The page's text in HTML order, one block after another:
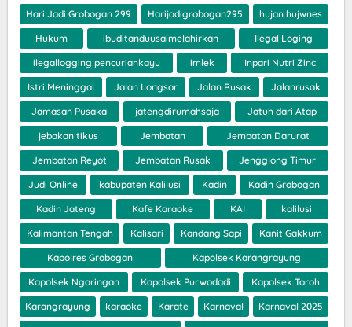
Hari Jadi Grobogan 299 Harijadigrobogan295 hujan hujwnes
Hukum ibuditanduusaimelahirkan Ilegal Loging
ilegallogging pencuriankayu imlek Inpari Nutri Zinc
Istri Meninggal Jalan Longsor Jalan Rusak Jalanrusak
Jamasan Pusaka jatengdirumahsaja Jatuh dari Atap
jebakan tikus Jembatan Jembatan Darurat
Jembatan Reyot Jembatan Rusak Jengglong Timur
Judi Online kabupaten Kalilusi Kadin Kadin Grobogan
Kadin Jateng Kafe Karaoke KAI kalilusi
Kalimantan Tengah Kalisari Kandang Sapi Kanit Gakkum
Kapolres Grobogan Kapolsek Karangrayung
Kapolsek Ngaringan Kapolsek Purwodadi Kapolsek Toroh
Karangrayung karaoke Karate Karnaval Karnaval 2025